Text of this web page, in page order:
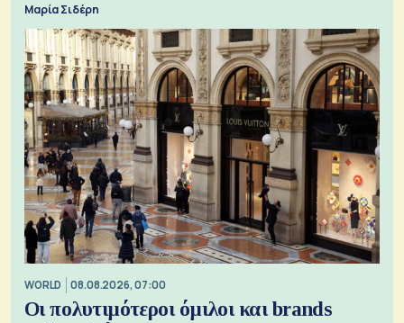
Μαρία Σιδέρη
WORLD 08.08.2026, 07:00
Οι πολυτιμότεροι όμιλοι και brands